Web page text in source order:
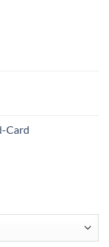
Card